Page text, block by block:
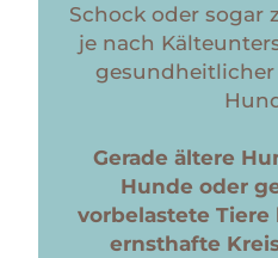
Schock oder sogar
je nach
gesundheitlicher
Gerade ältere
Hunde oder
vorbelastete
ernsthafte